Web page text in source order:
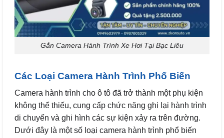
Gắn Camera Hành Trình Xe Hơi Tại Bạc Liêu
Các Loại Camera Hành Trình Phổ Biến
Camera hành trình cho ô tô đã trở thành một phụ kiện
không thể thiếu, cung cấp chức năng ghi lại hành trình
di chuyển và ghi hình các sự kiện xảy ra trên đường.
Dưới đây là một số loại camera hành trình phổ biến